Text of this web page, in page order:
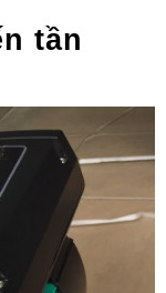
tần